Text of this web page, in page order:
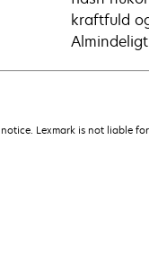
kraftfuld
Lexmark is not liable